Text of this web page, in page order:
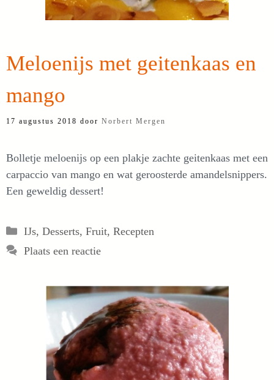
Meloenijs met geitenkaas en
mango
17 augustus 2018 door Norbert Mergen
Bolletje meloenijs op een plakje zachte geitenkaas met een
carpaccio van mango en wat geroosterde amandelsnippers.
Een geweldig dessert!
Categorieën
IJs, Desserts, Fruit, Recepten
Plaats een reactie